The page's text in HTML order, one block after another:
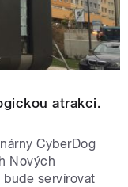
atrakci.
CyberDog
Nových
servírovat